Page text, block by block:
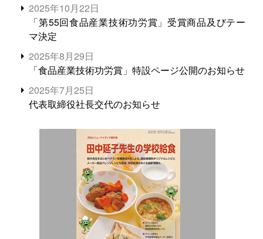
2025年10月22日
「第55回食品産業技術功労賞」受賞商品及びテー
マ決定
2025年8月29日
「食品産業技術功労賞」特設ページ公開のお知らせ
2025年7月25日
代表取締役社長交代のお知らせ